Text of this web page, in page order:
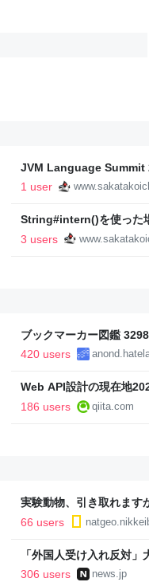
JVM Language Summit
ました - Fight the
1 user
String#intern()を使った
Future
3 users
ブックマーカー図鑑
420 users
Web API設計の現在地
186 users
qiita.com
実験動物、引き取れま
66 users
「外国人受け入れ反対
306 users
news.jp